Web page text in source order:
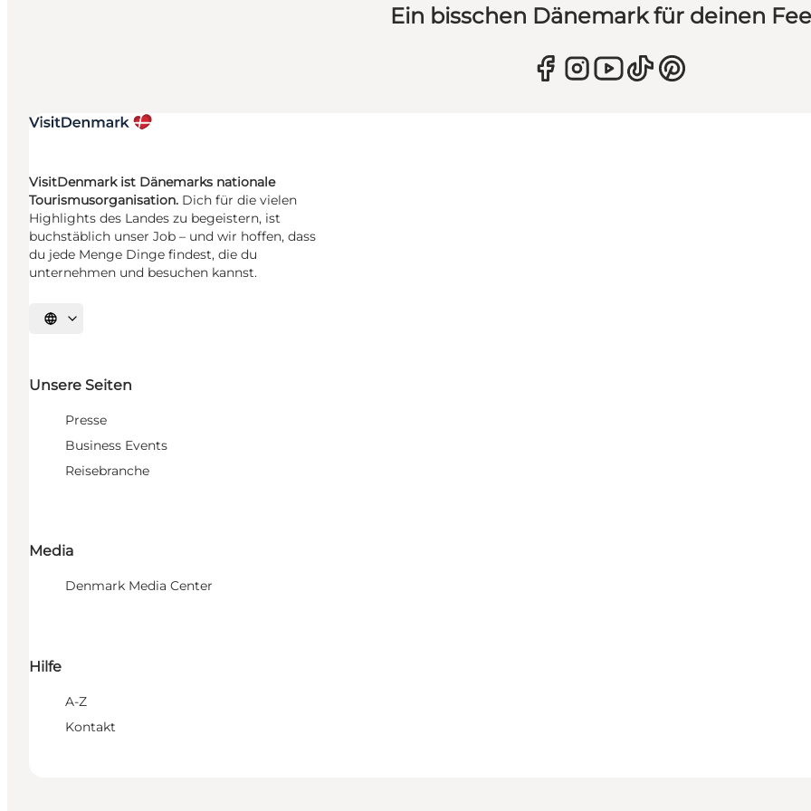
Ein bisschen Dänemark für deinen
VisitDenmark ist Dänemarks nationale
Tourismusorganisation. Dich für die vielen
Highlights des Landes zu begeistern, ist
buchstäblich unser Job – und wir hoffen, dass
du jede Menge Dinge findest, die du
unternehmen und besuchen kannst.
Sprache auswählen
Unsere Seiten
Presse
Business Events
Reisebranche
Media
Denmark Media Center
Hilfe
A-Z
Kontakt